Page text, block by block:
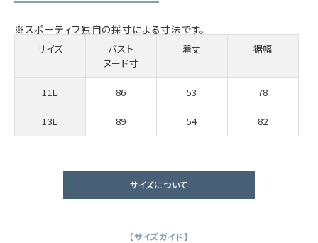
※スポーティフ独自の採寸による寸法です。
サイズ
バスト
ヌード寸
着丈 裾幅
11L 86 53 78
13L 89 54 82
サイズについて
【サイズガイド】